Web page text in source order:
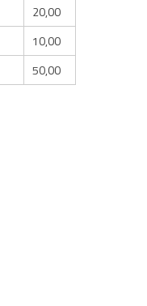
20,00
10,00
50,00